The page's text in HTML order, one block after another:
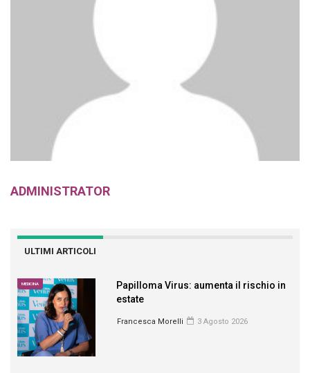
ADMINISTRATOR
ULTIMI ARTICOLI
MEDICINA
Papilloma Virus: aumenta il rischio in
estate
Francesca Morelli 3 Agosto 2026